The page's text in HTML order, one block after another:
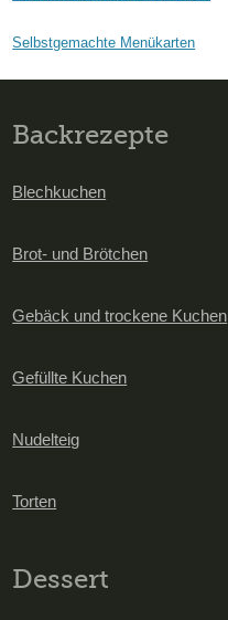
Selbstgemachte Menükarten
Backrezepte
Blechkuchen
Brot- und Brötchen
Gebäck und trockene Kuchen
Gefüllte Kuchen
Nudelteig
Torten
Dessert